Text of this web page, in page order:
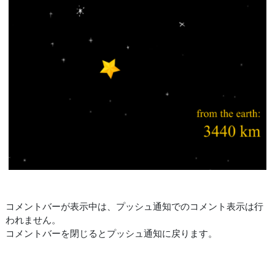
コメントバーが表示中は、プッシュ通知でのコメント表示は行
われません。
コメントバーを閉じるとプッシュ通知に戻ります。